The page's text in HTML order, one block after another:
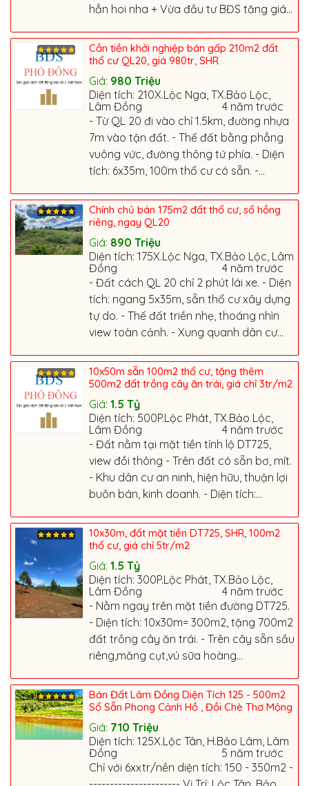
hẳn hoi nha + Vừa đầu tư BĐS tăng giá...
Cần tiền khởi nghiệp bán gấp 210m2 đất
thổ cư QL20, giá 980tr, SHR
Giá: 980 Triệu
Diện tích: 210X.Lộc Nga, TX.Bảo Lộc,
Lâm Đồng
4 năm trước
- Từ QL 20 đi vào chỉ 1.5km, đường nhựa
7m vào tận đất. - Thế đất bằng phẳng
vuông vức, đường thông tứ phía. - Diện
tích: 6x35m, 100m thổ cư có sẵn. -...
Chính chủ bán 175m2 đất thổ cư, sổ hồng
riêng, ngay QL20
Giá: 890 Triệu
Diện tích: 175X.Lộc Nga, TX.Bảo Lộc, Lâm
Đồng
4 năm trước
- Đất cách QL 20 chỉ 2 phút lái xe. - Diện
tích: ngang 5x35m, sẵn thổ cư xây dựng
tự do. - Thế đất triền nhẹ, thoáng nhìn
view toàn cảnh. - Xung quanh dân cư...
10x50m sẵn 100m2 thổ cư, tặng thêm
500m2 đất trồng cây ăn trái, giá chỉ 3tr/m2.
Giá: 1.5 Tỷ
Diện tích: 500P.Lộc Phát, TX.Bảo Lộc,
Lâm Đồng
4 năm trước
- Đất nằm tại mặt tiền tỉnh lộ DT725,
view đồi thông - Trên đất có sẵn bơ, mít.
- Khu dân cư an ninh, hiện hữu, thuận lợi
buôn bán, kinh doanh. - Diện tích:...
10x30m, đất mặt tiền DT725, SHR, 100m2
thổ cư, giá chỉ 5tr/m2
Giá: 1.5 Tỷ
Diện tích: 300P.Lộc Phát, TX.Bảo Lộc,
Lâm Đồng
4 năm trước
- Nằm ngay trên mặt tiền đường DT725.
- Diện tích: 10x30m= 300m2, tặng 700m2
đất trồng cây ăn trái. - Trên cây sẵn sầu
riêng,măng cụt,vú sữa hoàng...
Bán Đất Lâm Đồng Diện Tích 125 - 500m2
Sổ Sẵn Phong Cảnh Hồ , Đồi Chè Thơ Mộng
Giá: 710 Triệu
Diện tích: 125X.Lộc Tân, H.Bảo Lâm, Lâm
Đồng
5 năm trước
Chỉ với 6xxtr/nền diện tích: 150 - 350m2 -